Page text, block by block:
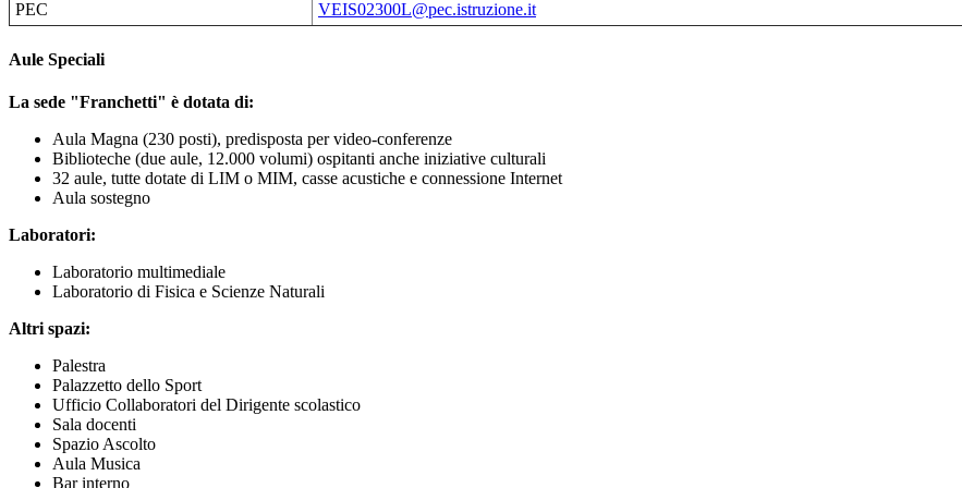
PEC
VEIS02300L@pec.istruzione.it
Aule Speciali
La sede "Franchetti" è dotata di:
Aula Magna (230 posti), predisposta per video-conferenze
Biblioteche (due aule, 12.000 volumi) ospitanti anche iniziative culturali
32 aule, tutte dotate di LIM o MIM, casse acustiche e connessione Internet
Aula sostegno
Laboratori:
Laboratorio multimediale
Laboratorio di Fisica e Scienze Naturali
Altri spazi:
Palestra
Palazzetto dello Sport
Ufficio Collaboratori del Dirigente scolastico
Sala docenti
Spazio Ascolto
Aula Musica
Bar interno